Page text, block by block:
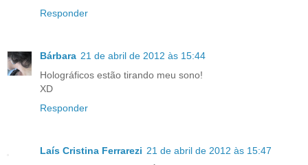
Responder
Bárbara 21 de abril de 2012 às 15:44
Holográficos estão tirando meu sono!
XD
Responder
Laís Cristina Ferrarezi 21 de abril de 2012 às 15:47